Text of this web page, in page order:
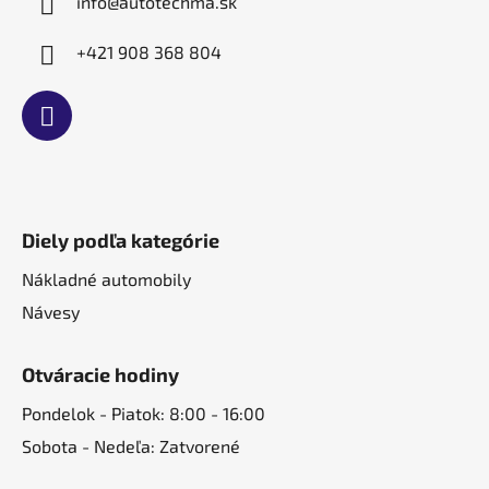
+421 908 368 804
Diely podľa kategórie
Nákladné automobily
Návesy
Otváracie hodiny
Pondelok - Piatok: 8:00 - 16:00
Sobota - Nedeľa: Zatvorené